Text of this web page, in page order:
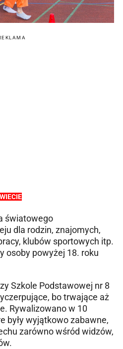
światowego
dla rodzin, znajomych,
klubów sportowych itp.
osoby powyżej 18. roku
Szkole Podstawowej nr 8
bo trwające aż
Rywalizowano w 10
były wyjątkowo zabawne,
zarówno wśród widzów,